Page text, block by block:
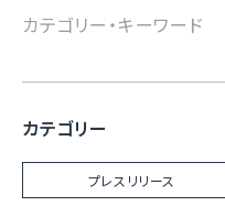
カテゴリー・キーワード
カテゴリー
プレスリリース